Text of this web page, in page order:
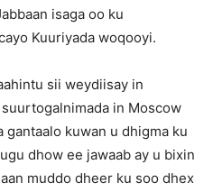
isaga oo ku
Kuuriyada woqooyi.
sii weydiisay in
in Moscow
gantaalo kuwan u dhigma ku
dhow ee jawaab ay u bixin
muddo dheer ku soo dhex